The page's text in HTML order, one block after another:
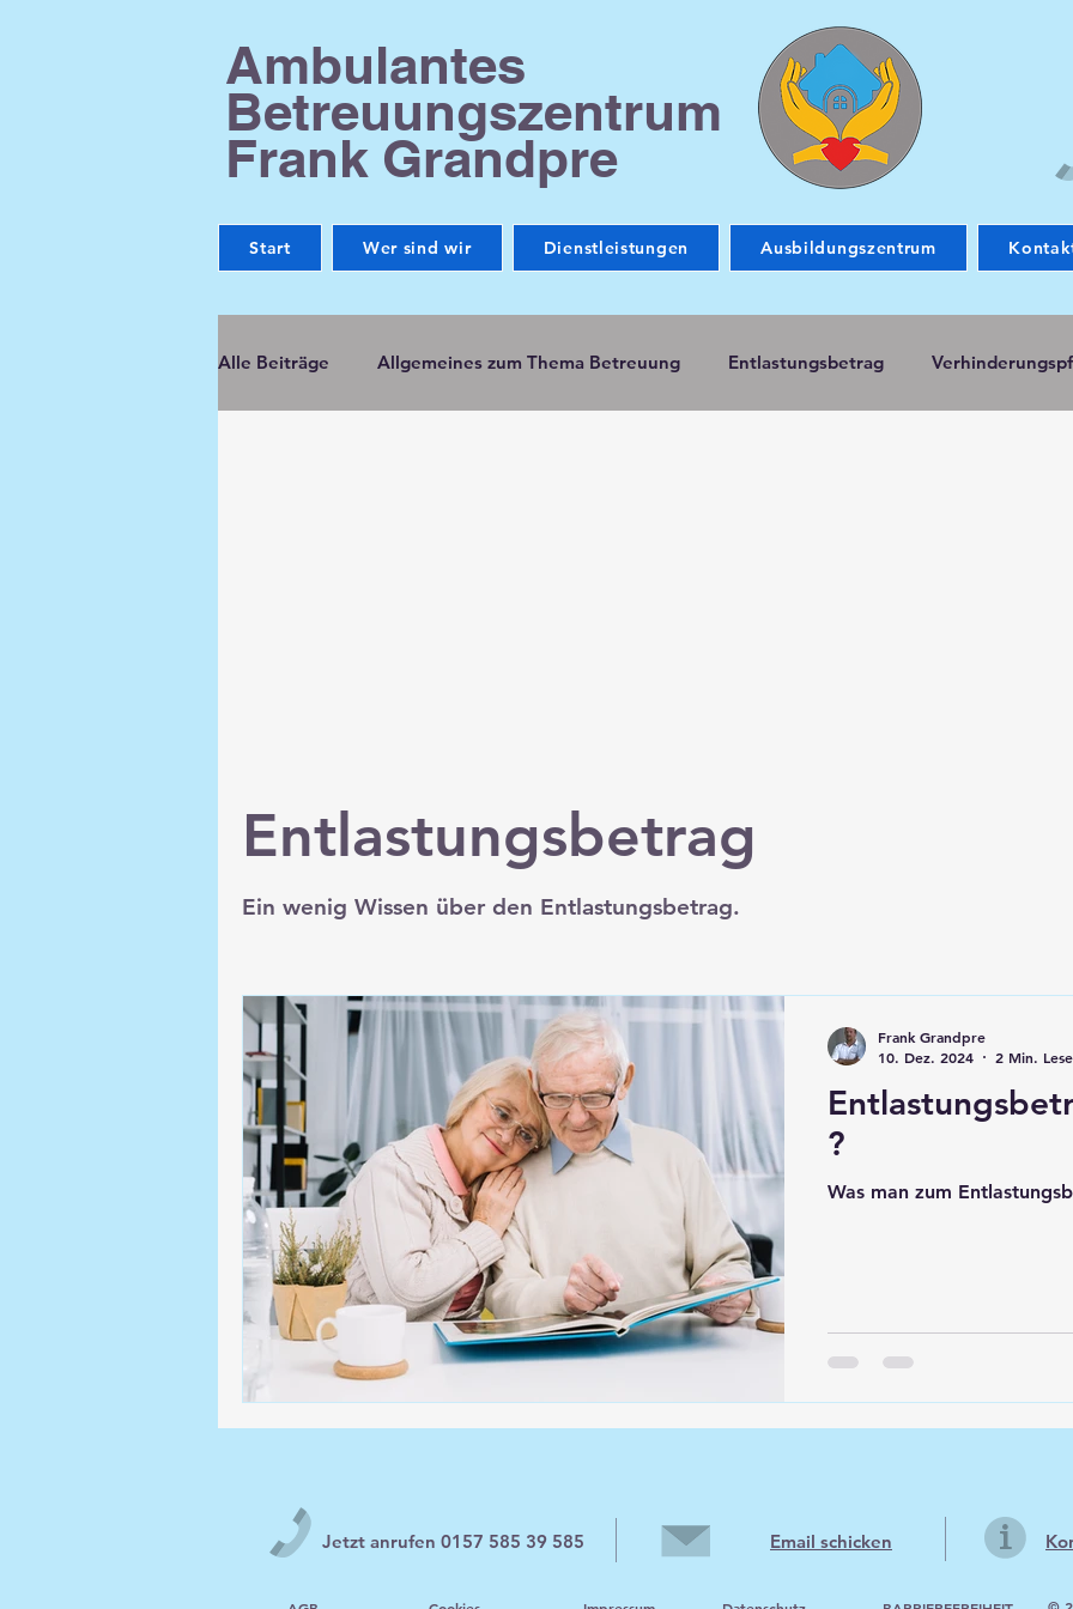
Ambulantes
Betreuungszentrum
Frank Grandpre
Start Wer sind wir Dienstleistungen Ausbildungszentrum
Alle Beiträge Allgemeines zum Thema Betreuung Entlastungsbetrag
Entlastungsbetrag
Ein wenig Wissen über den Entlastungsbetrag.
?
Was man zum
Frank Grandpre
10. Dez. 2024
2 Min.
Jetzt anrufen 0157 585 39 585 Email schicken